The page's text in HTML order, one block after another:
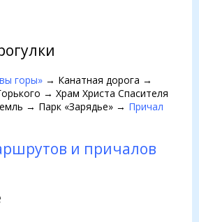
горы» → Канатная дорога →
→ Храм Христа Спасителя
→ Парк «Зарядье» → Причал
и причалов